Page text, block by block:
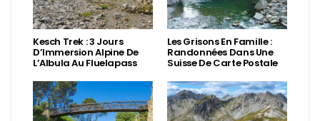
Kesch Trek : 3 Jours
D’Immersion Alpine De
L’Albula Au Fluelapass
Les Grisons En Famille :
Randonnées Dans Une
Suisse De Carte Postale